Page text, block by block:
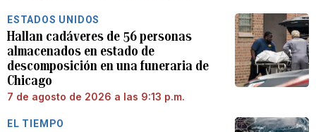
ESTADOS UNIDOS
Hallan cadáveres de 56 personas
almacenados en estado de
descomposición en una funeraria de
Chicago
7 de agosto de 2026 a las 9:13 p.m.
EL TIEMPO